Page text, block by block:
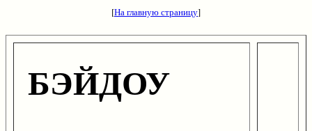
[На главную страницу]
БЭЙДОУ